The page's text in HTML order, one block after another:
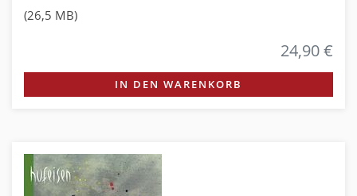
(26,5 MB)
24,90 €
IN DEN WARENKORB